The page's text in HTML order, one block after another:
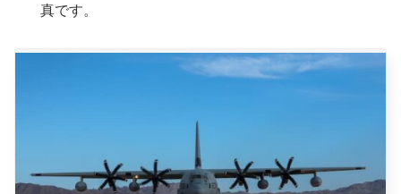
真です。